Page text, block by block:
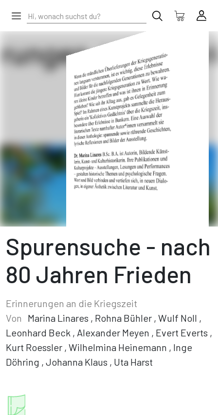
Spurensuche - nach
80 Jahren Frieden
Erinnerungen an die Kriegszeit
Von
Marina Linares , Rohna Bühler , Wulf Noll ,
Leonhard Beck , Alexander Meyen , Evert Everts ,
Kurt Roessler , Wilhelmina Heinemann , Inge
Döhring , Johanna Klaus , Uta Harst